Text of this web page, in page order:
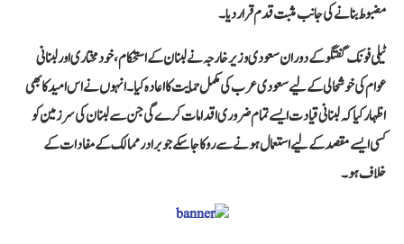
مضبوط بنانے کی جانب مثبت قدم قرار دیا۔
ٹیلی فونک گفتگو کے دوران سعودی وزیر خارجہ نے لبنان کے استحکام، خودمختاری اور لبنانی
عوام کی خوشحالی کے لیے سعودی عرب کی مکمل حمایت کا اعادہ کیا۔ انہوں نے اس امید کا بھی
اظہار کیا کہ لبنانی قیادت ایسے تمام ضروری اقدامات کرے گی جن سے لبنان کی سرزمین کو
کسی ایسے مقصد کے لیے استعمال ہونے سے روکا جا سکے جو برادر ممالک کے مفادات کے
خلاف ہو۔